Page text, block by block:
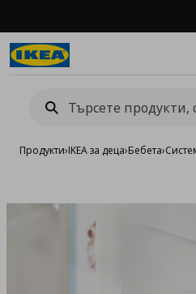
Продукти›IKEA за деца›Бебета›